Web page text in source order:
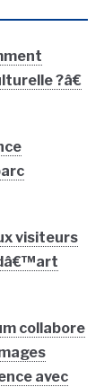
?â€
visiteurs
collabore
avec